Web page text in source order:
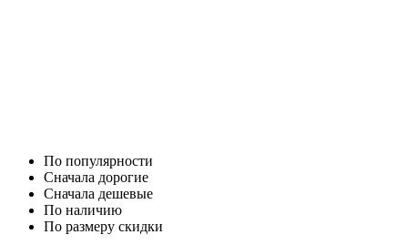
По популярности
Cначала дорогие
Cначала дешевые
По наличию
По размеру скидки